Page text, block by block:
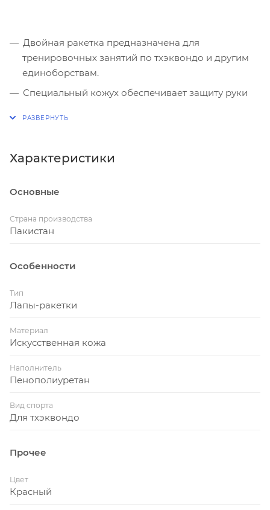
Двойная ракетка предназначена для
тренировочных занятий по тхэквондо и другим
единоборствам.
Специальный кожух обеспечивает защиту руки
лапе слететь при сильном ударе.
с наполнителем из пеополиуретана.
Характеристики
Основные
Страна производства
Пакистан
Особенности
Тип
Лапы-ракетки
Материал
Искусственная кожа
Наполнитель
Пенополиуретан
Вид спорта
Для тхэквондо
Прочее
Цвет
Красный